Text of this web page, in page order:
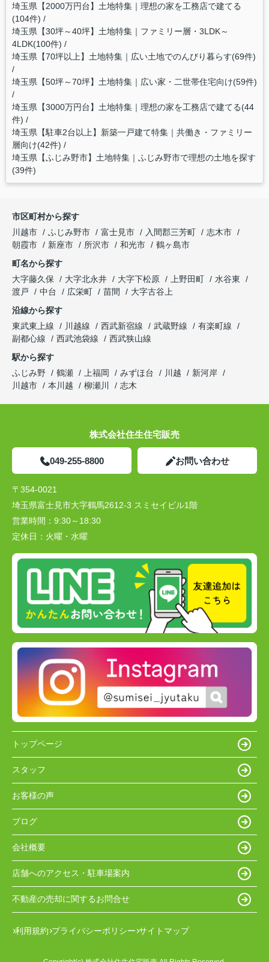
埼玉県【2000万円台】土地特集｜理想の家を工務店で建てる
(104件)
埼玉県【30坪～40坪】土地特集｜ファミリー層・3LDK～
4LDK(100件)
埼玉県【70坪以上】土地特集｜広い土地でのんびり暮らす(69件)
埼玉県【50坪～70坪】土地特集｜広い家・二世帯住宅向け(59件)
埼玉県【3000万円台】土地特集｜理想の家を工務店で建てる(44
件)
埼玉県【駐車2台以上】新築一戸建て特集｜共働き・ファミリー
層向け(42件)
埼玉県【ふじみ野市】土地特集｜ふじみ野市で理想の土地を探す
(39件)
市区町村から探す
川越市
ふじみ野市 富士見市 入間郡三芳町
志木市
朝霞市
新座市 所沢市 和光市
鶴ヶ島市
町名から探す
大字藤久保
大字北永井 大字下松原 上野田町
水谷東
渡戸
中台 広栄町 苗間
大字古谷上
沿線から探す
東武東上線
川越線 西武新宿線 武蔵野線
有楽町線
副都心線
西武池袋線
西武狭山線
駅から探す
ふじみ野
鶴瀬 上福岡 みずほ台 川越
新河岸
川越市
本川越 柳瀬川 志木
株式会社住生住宅販売
049-255-8800 お問い合わせ
〒354-0021
埼玉県富士見市大字鶴馬2612-3 スミセイビル1階
営業時間： 9:30～18:30
定休日： 火曜・水曜
トップページ
スタッフ
お客様の声
ブログ
会社概要
店舗へのアクセス・駐車場案内
不動産の売却に関するお問合せ
利用規約 プライバシーポリシー サイトマップ